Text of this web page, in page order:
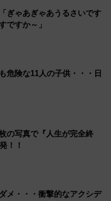
ぎゃあぎゃあうるさいです
ですか～」
危険な11人の子供・・・日
の写真で『人生が完全終
！！
メ・・・衝撃的なアクシデ